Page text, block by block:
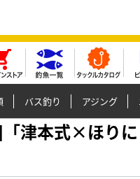
バス釣り アジング
津本式×ほり